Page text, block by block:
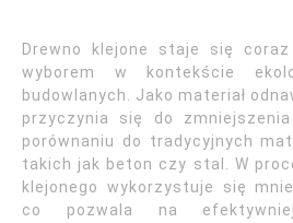
Drewno klejone staje się
wyborem w kontekście
budowlanych. Jako materiał
przyczynia się do
porównaniu do tradycyjnych
takich jak beton czy stal. W
klejonego wykorzystuje się
co pozwala na